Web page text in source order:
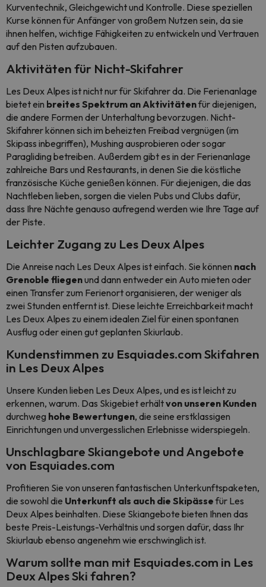
Kurventechnik, Gleichgewicht und Kontrolle. Diese speziellen
Kurse können für Anfänger von großem Nutzen sein, da sie
ihnen helfen, wichtige Fähigkeiten zu entwickeln und Vertrauen
auf den Pisten aufzubauen.
Aktivitäten für Nicht-Skifahrer
Les Deux Alpes ist nicht nur für Skifahrer da. Die Ferienanlage
bietet ein breites Spektrum an Aktivitätenfür diejenigen,
die andere Formen der Unterhaltung bevorzugen. Nicht-
Skifahrer können sich im beheizten Freibad vergnügen (im
Skipass inbegriffen), Mushing ausprobieren oder sogar
Paragliding betreiben. Außerdem gibt es in der Ferienanlage
zahlreiche Bars und Restaurants, in denen Sie die köstliche
französische Küche genießen können. Für diejenigen, die das
Nachtleben lieben, sorgen die vielen Pubs und Clubs dafür,
dass Ihre Nächte genauso aufregend werden wie Ihre Tage auf
der Piste.
Leichter Zugang zu Les Deux Alpes
Die Anreise nach Les Deux Alpes ist einfach. Sie können nach
Grenoble fliegenund dann entweder ein Auto mieten oder
einen Transfer zum Ferienort organisieren, der weniger als
zwei Stunden entfernt ist. Diese leichte Erreichbarkeit macht
Les Deux Alpes zu einem idealen Ziel für einen spontanen
Ausflug oder einen gut geplanten Skiurlaub.
Kundenstimmen zu Esquiades.com Skifahren
in Les Deux Alpes
Unsere Kunden lieben Les Deux Alpes, und es ist leicht zu
erkennen, warum. Das Skigebiet erhältvon unseren Kunden
durchweg hohe Bewertungen, die seine erstklassigen
Einrichtungen und unvergesslichen Erlebnisse widerspiegeln.
Unschlagbare Skiangebote und Angebote
von Esquiades.com
Profitieren Sie von unseren fantastischen Unterkunftspaketen,
die sowohl die Unterkunft als auch die Skipässefür Les
Deux Alpes beinhalten. Diese Skiangebote bieten Ihnen das
beste Preis-Leistungs-Verhältnis und sorgen dafür, dass Ihr
Skiurlaub ebenso angenehm wie erschwinglich ist.
Warum sollte man mit Esquiades.com in Les
Deux Alpes Ski fahren?